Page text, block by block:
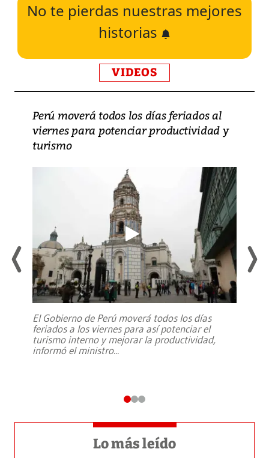
No te pierdas nuestras mejores
historias
VIDEOS
Perú moverá todos los días feriados al
viernes para potenciar productividad y
turismo
El Gobierno de Perú moverá todos los días
feriados a los viernes para así potenciar el
turismo interno y mejorar la productividad,
informó el ministro...
Lo más leído